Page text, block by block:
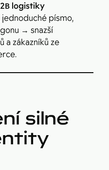
logistiky
písmo,
→ snazší
a zákazníků ze
silné